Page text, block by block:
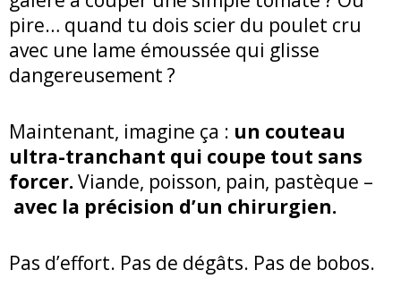
pire… quand tu dois scier du poulet cru
avec une lame émoussée qui glisse
dangereusement ?
Maintenant, imagine ça : un couteau
ultra-tranchant qui coupe tout sans
forcer.Viande, poisson, pain, pastèque –
avec la précision d’un chirurgien.
Pas d’effort. Pas de dégâts. Pas de bobos.